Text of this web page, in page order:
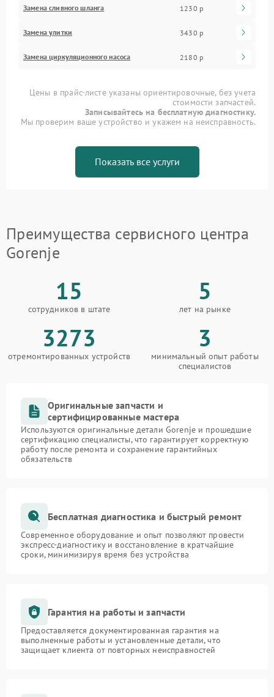
Замена сливного шланга 1230 р
Замена улитки 3430 р
Замена циркуляционного насоса 2180 р
Цены в прайс-листе указаны ориентировочные, без учета
стоимости запчастей.
Записывайтесь на бесплатную диагностику.
Мы проверим ваше устройство и укажем на неисправность.
Показать все услуги
Преимущества сервисного центра
Gorenje
15
сотрудников в штате
5
лет на рынке
3273
отремонтированных устройств
3
минимальный опыт работы
специалистов
Оригинальные запчасти и
сертифицированные мастера
Используются оригинальные детали Gorenje и прошедшие
сертификацию специалисты, что гарантирует корректную
работу после ремонта и сохранение гарантийных
обязательств
Бесплатная диагностика и быстрый ремонт
Современное оборудование и опыт позволяют провести
экспресс-диагностику и восстановление в кратчайшие
сроки, минимизируя время без устройства
Гарантия на работы и запчасти
Предоставляется документированная гарантия на
выполненные работы и установленные детали, что
защищает клиента от повторных неисправностей